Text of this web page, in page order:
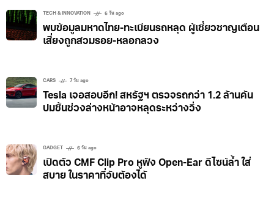
TECH & INNOVATION 6 วัน ago
พบข้อมูลมหาดไทย-ทะเบียนรถหลุด ผู้เชี่ยวชาญเตือน
เสี่ยงถูกสวมรอย-หลอกลวง
CARS 7 วัน ago
Tesla เจอสอบอีก! สหรัฐฯ ตรวจรถกว่า 1.2 ล้านคัน
ปมชิ้นช่วงล่างหน้าอาจหลุดระหว่างวิ่ง
GADGET 6 วัน ago
เปิดตัว CMF Clip Pro หูฟัง Open-Ear ดีไซน์ล้ำ ใส่
สบาย ในราคาที่จับต้องได้